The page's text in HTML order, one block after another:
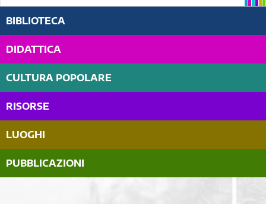
BIBLIOTECA
DIDATTICA
CULTURA POPOLARE
RISORSE
LUOGHI
PUBBLICAZIONI